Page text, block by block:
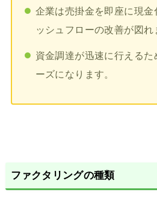
企業は売掛金を即座に現金
ッシュフローの改善が図れ
資金調達が迅速に行える
ーズになります。
ファクタリングの種類